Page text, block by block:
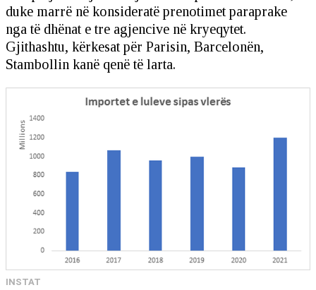
duke marrë në konsideratë prenotimet paraprake
nga të dhënat e tre agjencive në kryeqytet.
Gjithashtu, kërkesat për Parisin, Barcelonën,
Stambollin kanë qenë të larta.
INSTAT